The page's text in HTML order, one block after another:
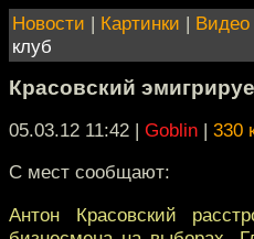
Новости | Картинки | Видео
клуб
Красовский
05.03.12 11:42 | Goblin | 330
С мест сообщают:
Антон Красовский